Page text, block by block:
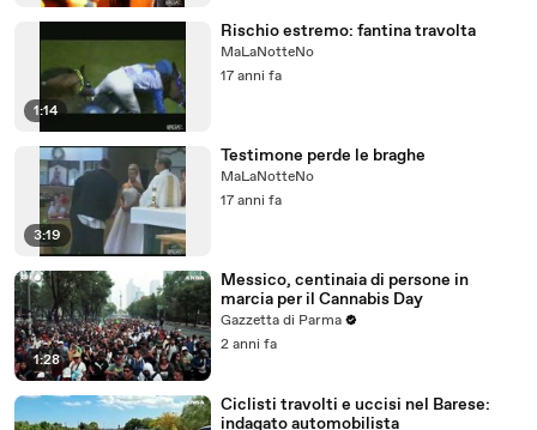
1:14
Rischio estremo: fantina travolta
MaLaNotteNo
17 anni fa
3:19
Testimone perde le braghe
MaLaNotteNo
17 anni fa
1:28
Messico, centinaia di persone in
marcia per il Cannabis Day
Gazzetta di Parma
2 anni fa
Ciclisti travolti e uccisi nel Barese:
indagato automobilista